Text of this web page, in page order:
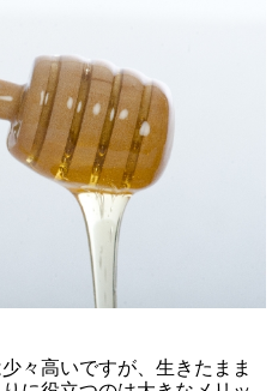
々高いですが、生きたまま